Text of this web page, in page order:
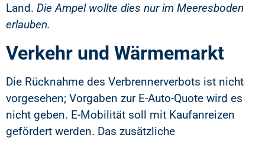
Land. Die Ampel wollte dies nur im Meeresboden
erlauben.
Verkehr und Wärmemarkt
Die Rücknahme des Verbrennerverbots ist nicht
vorgesehen; Vorgaben zur E-Auto-Quote wird es
nicht geben. E-Mobilität soll mit Kaufanreizen
gefördert werden. Das zusätzliche